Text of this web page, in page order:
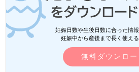
妊娠日数や生後日数に合った情
妊娠中から産後まで長く使え
無料ダウンロー